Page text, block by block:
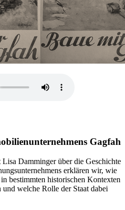
Gagfah
Damminger über die Geschichte
erklären wir, wie
bestimmten historischen Kontexten
und welche Rolle der Staat dabei